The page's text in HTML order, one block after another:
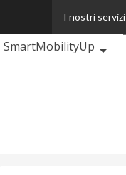
I nostri servizi
BankingUp
SmartMobilityUp